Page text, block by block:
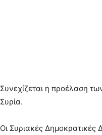
Συνεχίζεται η προέλαση
Συρία.
Οι Συριακές Δημοκρατικές